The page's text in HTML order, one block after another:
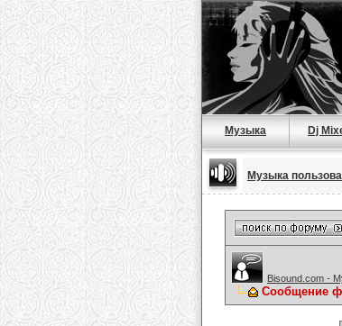
Музыка Dj
Музыка
Bisound.com -
Сообщение